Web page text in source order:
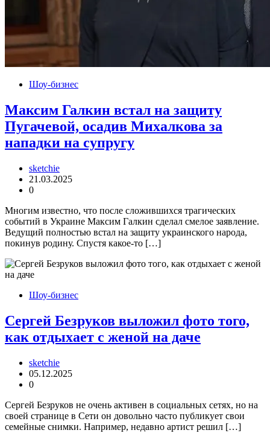
Шоу-бизнес
Максим Галкин встал на защиту
Пугачевой, осадив Михалкова за
нападки на супругу
sketchie
21.03.2025
0
Многим известно, что после сложившихся трагических
событий в Украине Максим Галкин сделал смелое заявление.
Ведущий полностью встал на защиту украинского народа,
покинув родину. Спустя какое-то […]
Шоу-бизнес
Сергей Безруков выложил фото того,
как отдыхает с женой на даче
sketchie
05.12.2025
0
Сергей Безруков не очень активен в социальных сетях, но на
своей странице в Сети он довольно часто публикует свои
семейные снимки. Например, недавно артист решил […]